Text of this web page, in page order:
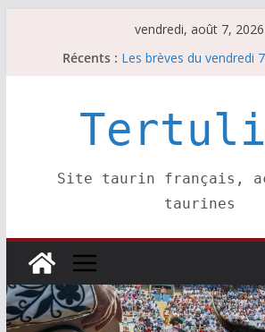
vendredi, août 7, 2026
Récents : Les brèves du vendredi
Les brèves du jeudi 6 août
Les brèves du mercredi
Site taurin français,
taurines